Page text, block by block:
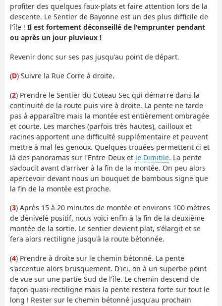
profiter des quelques faux-plats et faire attention lors de la
descente. Le Sentier de Bayonne est un des plus difficile de
l'île ! Il est fortement déconseillé de l'emprunter pendant
ou après un jour pluvieux !
Revenir donc sur ses pas jusqu'au point de départ.
(D) Suivre la Rue Corre à droite.
(2) Prendre le Sentier du Coteau Sec qui démarre dans la
continuité de la route puis vire à droite. La pente ne tarde
pas à apparaître mais la montée est entièrement ombragée
et courte. Les marches (parfois très hautes), cailloux et
racines apportent une difficulté supplémentaire et peuvent
mettre à mal les genoux. Quelques trouées permettent ci et
là des panoramas sur l'Entre-Deux et le Dimitile. La pente
s’adoucit avant d'arriver à la fin de la montée. On peu alors
apercevoir devant nous un bouquet de bambous signe que
la fin de la montée est proche.
(3) Après 15 à 20 minutes de montée et environs 100 mètres
de dénivelé positif, nous voici enfin à la fin de la deuxième
montée de la sortie. Le sentier devient plat, s'élargit et se
fera alors rectiligne jusqu'à la route bétonnée.
(4) Prendre à droite sur le chemin bétonné. La pente
s'accentue alors brusquement. D'ici, on à un superbe point
de vue sur une partie Sud de l'île. Le chemin descend de
façon quasi-rectiligne mais la pente restera forte sur tout le
long ! Rester sur le chemin bétonné jusqu'au prochain